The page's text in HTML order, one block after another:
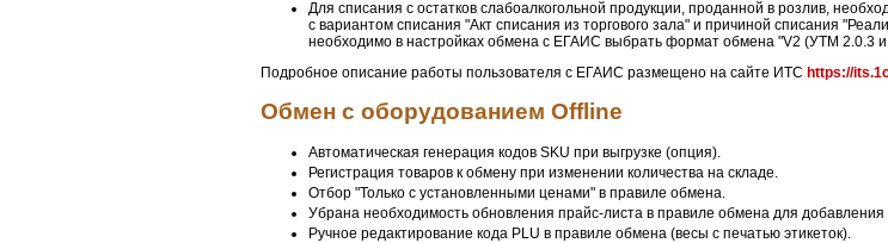
Для списания с остатков слабоалкогольной продукции, проданной в розлив,
с вариантом списания "Акт списания из торгового зала" и причиной списания
необходимо в настройках обмена с ЕГАИС выбрать формат обмена "V2 (УТМ 2.0.3
Подробное описание работы пользователя с ЕГАИС размещено на сайте ИТС https://
Обмен с оборудованием Offline
Автоматическая генерация кодов SKU при выгрузке (опция).
Регистрация товаров к обмену при изменении количества на складе.
Отбор "Только с установленными ценами" в правиле обмена.
Убрана необходимость обновления прайс-листа в правиле обмена для добавления
Ручное редактирование кода PLU в правиле обмена (весы с печатью этикеток).